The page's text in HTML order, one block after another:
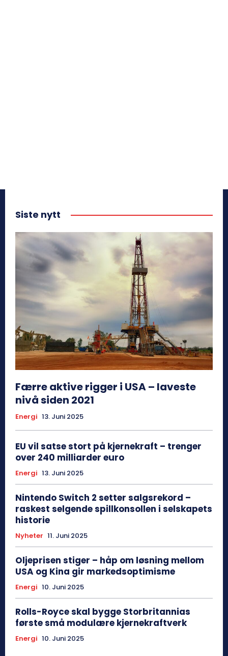
Siste nytt
Færre aktive rigger i USA – laveste
nivå siden 2021
Energi 13. Juni 2025
EU vil satse stort på kjernekraft – trenger
over 240 milliarder euro
Energi 13. Juni 2025
Nintendo Switch 2 setter salgsrekord –
raskest selgende spillkonsollen i selskapets
historie
Nyheter 11. Juni 2025
Oljeprisen stiger – håp om løsning mellom
USA og Kina gir markedsoptimisme
Energi 10. Juni 2025
Rolls-Royce skal bygge Storbritannias
første små modulære kjernekraftverk
Energi 10. Juni 2025